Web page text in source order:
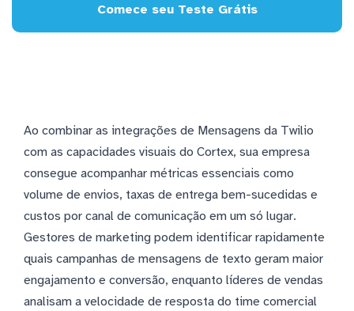
Comece seu Teste Grátis
Ao combinar as integrações de Mensagens da Twilio
com as capacidades visuais do Cortex, sua empresa
consegue acompanhar métricas essenciais como
volume de envios, taxas de entrega bem-sucedidas e
custos por canal de comunicação em um só lugar.
Gestores de marketing podem identificar rapidamente
quais campanhas de mensagens de texto geram maior
engajamento e conversão, enquanto líderes de vendas
analisam a velocidade de resposta do time comercial